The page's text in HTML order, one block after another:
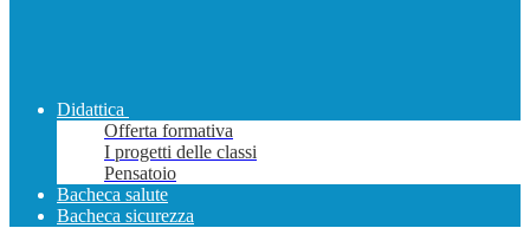
Didattica
Offerta formativa
I progetti delle classi
Pensatoio
Bacheca salute
Bacheca sicurezza